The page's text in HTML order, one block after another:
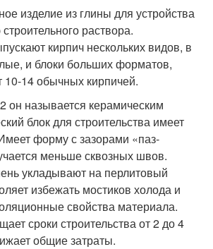
изделие из глины для устройства
раствора.
кирпич нескольких видов, в
и блоки больших форматов,
10-14 обычных кирпичей.
он называется керамическим
блок для строительства имеет
форму с зазорами «паз-
меньше сквозных швов.
укладывают на перлитовый
избежать мостиков холода и
свойства материала.
сроки строительства от 2 до 4
общие затраты.